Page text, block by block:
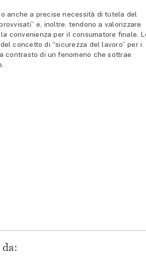
anche a precise necessità di tutela del
e, inoltre, tendono a valorizzare
convenienza per il consumatore finale.
concetto di “sicurezza del lavoro” per i
contrasto di un fenomeno che sottrae